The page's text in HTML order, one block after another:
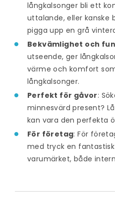
långkalsonger bli ett
uttalande, eller
pigga upp en grå
Bekvämlighet och
utseende, ger
värme och komfort
långkalsonger.
Perfekt för gåvor:
minnesvärd present?
kan vara den perfekta
För företag: För
med tryck en
varumärket, både